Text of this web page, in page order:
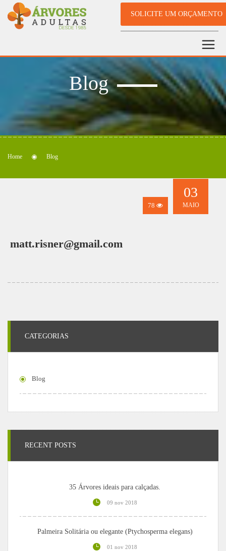
SOLICITE UM ORÇAMENTO
Blog
Home Blog
78
03
MAIO
matt.risner@gmail.com
CATEGORIAS
Blog
RECENT POSTS
35 Árvores ideais para calçadas.
09 nov 2018
Palmeira Solitária ou elegante (Ptychosperma elegans)
01 nov 2018